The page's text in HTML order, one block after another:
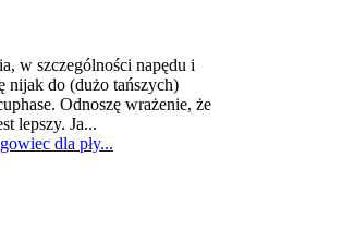
w szczególności napędu i
nijak do (dużo tańszych)
Odnoszę wrażenie, że
lepszy. Ja...
dla pły...